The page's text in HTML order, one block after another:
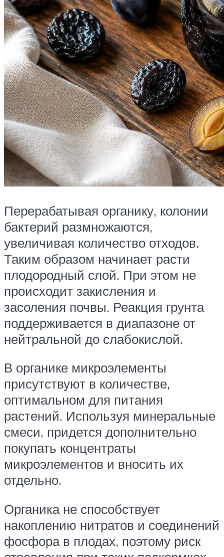
Перерабатывая органику, колонии
бактерий размножаются,
увеличивая количество отходов.
Таким образом начинает расти
плодородный слой. При этом не
происходит закисления и
засоления почвы. Реакция грунта
поддерживается в диапазоне от
нейтральной до слабокислой.
В органике микроэлементы
присутствуют в количестве,
оптимальном для питания
растений. Используя минеральные
смеси, придется дополнительно
покупать концентраты
микроэлементов и вносить их
отдельно.
Органика не способствует
накоплению нитратов и соединений
фосфора в плодах, поэтому риск